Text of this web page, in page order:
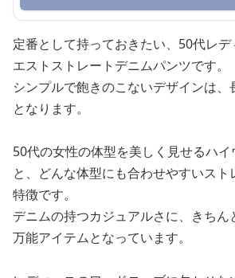
定番として持っておきたい、50代レ
エストストレートデニムパンツです。
シンプルで飽きのこないデザインは
となります。
50代の女性の体型を美しく見せるハ
と、どんな体型にも合わせやすいス
特徴です。
デニムの持つカジュアルさに、きちん
万能アイテムとなっています。